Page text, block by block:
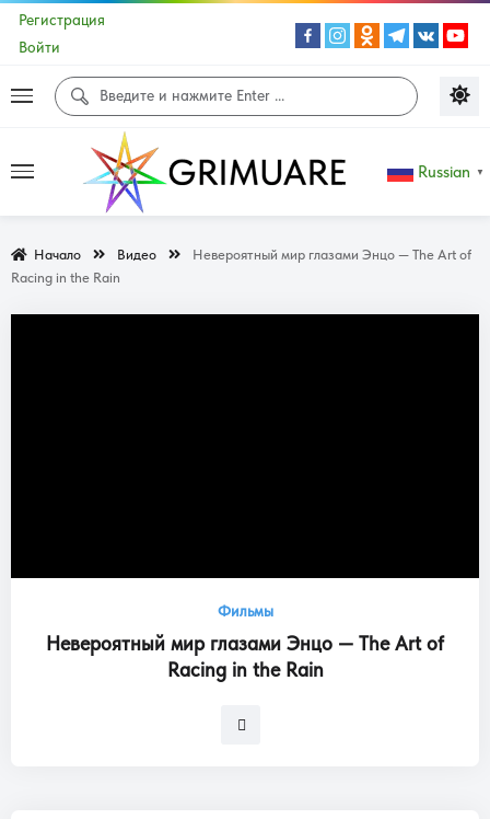
Регистрация
Войти
Russian ▼
Начало Видео
Невероятный мир глазами Энцо — The Art of
Racing in the Rain
Фильмы
Невероятный мир глазами Энцо — The Art of
Racing in the Rain